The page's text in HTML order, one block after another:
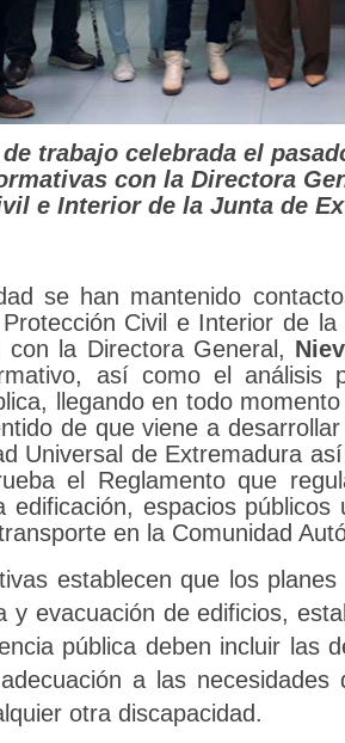
trabajo celebrada el
con la Directora
e Interior de la Junta de
se han mantenido
Civil e Interior de
con la Directora General,
así como el análisis
llegando en todo
de que viene a
Universal de Extremadura
el Reglamento que
edificación, espacios públicos
en la Comunidad
establecen que los
y evacuación de edificios,
pública deben incluir las
a las
otra discapacidad.